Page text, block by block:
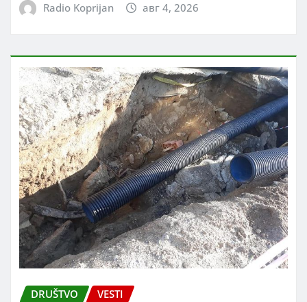
Radio Koprijan авг 4, 2026
DRUŠTVO VESTI